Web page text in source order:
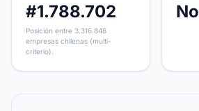
#1.788.702
Posición entre 3.316.848
empresas chilenas (multi-
criterio).
No